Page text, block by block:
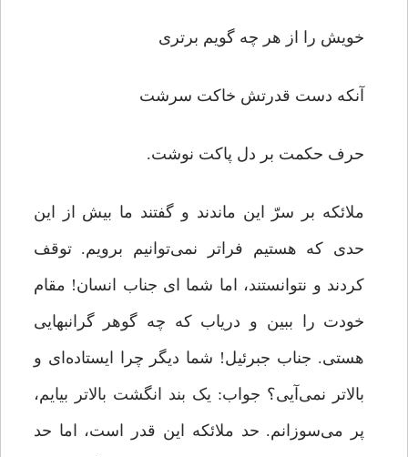
خویش را از هر چه گویم برتری
آنکه دست قدرتش خاکت سرشت
حرف حکمت بر دل پاکت نوشت.
ملائکه بر سرّ این ماندند و گفتند ما بیش از این
حدی که هستیم فراتر نمی‌توانیم برویم. توقف
کردند و نتوانستند، اما شما ای جناب انسان! مقام
خودت را ببین و دریاب که چه گوهر گرانبهایی
هستی. جناب جبرئیل! شما دیگر چرا ایستاده‌ای و
بالاتر نمی‌آیی؟ جواب: یک بند انگشت بالاتر بیایم،
پر می‌سوزانم. حد ملائکه این ‌قدر است، اما حد